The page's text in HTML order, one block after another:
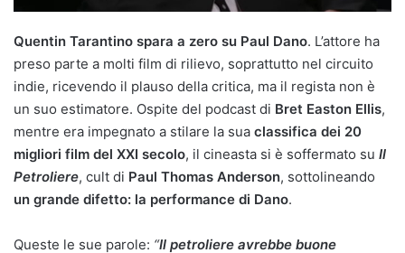
Quentin Tarantino spara a zero su Paul Dano. L’attore ha
preso parte a molti film di rilievo, soprattutto nel circuito
indie, ricevendo il plauso della critica, ma il regista non è
un suo estimatore. Ospite del podcast di Bret Easton Ellis,
mentre era impegnato a stilare la sua classifica dei 20
migliori film del XXI secolo, il cineasta si è soffermato su Il
Petroliere, cult di Paul Thomas Anderson, sottolineando
un grande difetto: la performance di Dano.
Queste le sue parole: “Il petroliere avrebbe buone